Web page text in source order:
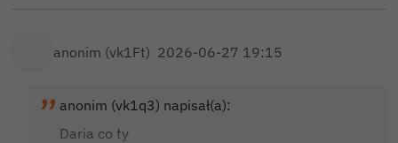
anonim (vk1Ft) 2026-06-27 19:15
anonim (vk1q3) napisał(a):
Daria co ty